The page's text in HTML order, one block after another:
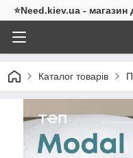
⭐Need.kiev.ua -
Каталог товарів